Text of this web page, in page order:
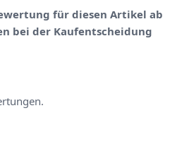
für diesen Artikel ab
bei der Kaufentscheidung